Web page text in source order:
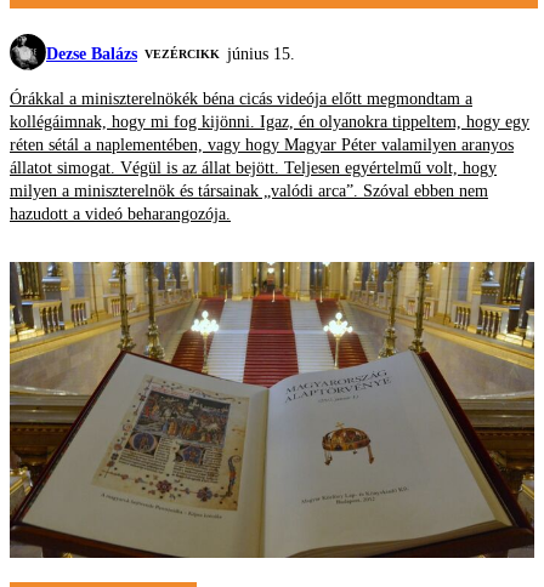
Dezse Balázs VEZÉRCIKK június 15.
Órákkal a miniszterelnökék béna cicás videója előtt megmondtam a
kollégáimnak, hogy mi fog kijönni. Igaz, én olyanokra tippeltem, hogy egy
réten sétál a naplementében, vagy hogy Magyar Péter valamilyen aranyos
állatot simogat. Végül is az állat bejött. Teljesen egyértelmű volt, hogy
milyen a miniszterelnök és társainak „valódi arca”. Szóval ebben nem
hazudott a videó beharangozója.